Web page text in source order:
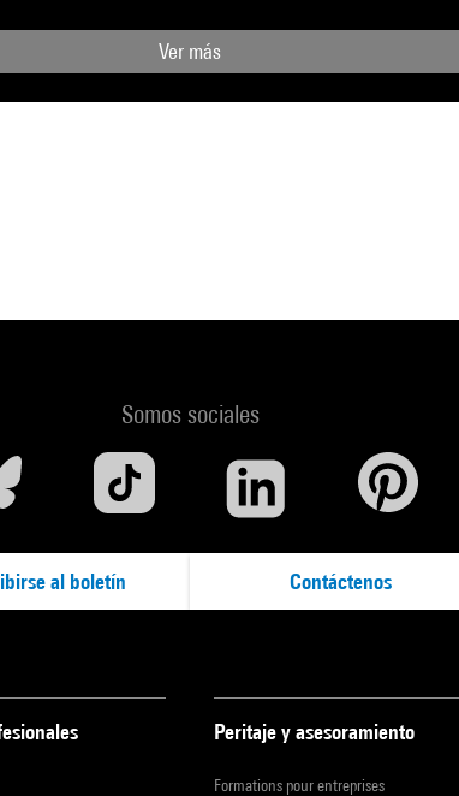
Ver más
Somos sociales
al boletín Contáctenos
Peritaje y asesoramiento
Formations pour entreprises